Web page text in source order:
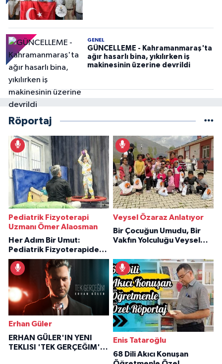
GENEL
GÜNCELLEME - Kahramanmaraş'ta
ağır hasarlı bina, yıkılırken iş
makinesinin üzerine devrildi
Röportaj
Pediatrik Fizyoterapi
Uzmanı Ömer Alaosman
Her Adım Bir Umut:
Pediatrik Fizyoterapiden
İlham Veren Hikâyeler
Veysel Özaraz Anlatıyor
Bir Çocuğun Umudu, Bir
Vakfın Yolculuğu Veysel
Erhan Güler
ERHAN GÜLER'IN YENI
TEKLISI 'TEK GERÇEĞIM'LE
Enis Tataroğlu
68 Dili Akıcı Konuşan